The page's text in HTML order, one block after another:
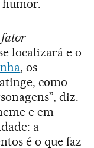
humor.
fator
localizará e o
, os
como
diz.
e em
a
é o que faz